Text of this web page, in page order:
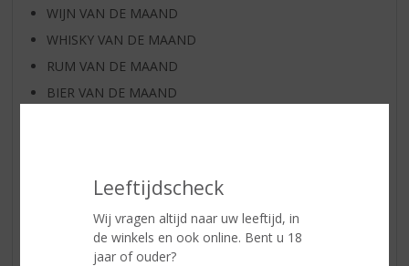
Leeftijdscheck
Wij vragen altijd naar uw leeftijd, in
de winkels en ook online. Bent u 18
jaar of ouder?
WIJN VAN DE MAAND
WHISKY VAN DE MAAND
RUM VAN DE MAAND
BIER VAN DE MAAND
APERITIEF